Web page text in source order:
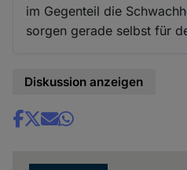
im Gegenteil die
sorgen gerade selbst für
Diskussion anzeigen
Share